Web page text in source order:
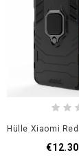
€12.30